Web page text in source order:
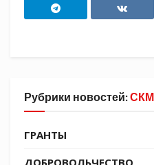
Донбасса.
—
Рубрики новостей:
ГРАНТЫ
ДОБРОВОЛЬЧЕСТВО